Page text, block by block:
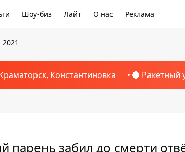
Шоу-биз Лайт О нас Реклама
Константиновка 🔴 Ракетный
парень забил до смерти